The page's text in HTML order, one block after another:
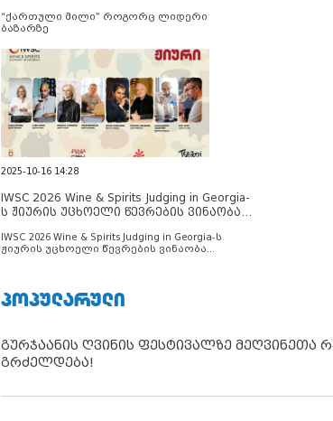
“ქართული მილი” როგორც ლიდერი
ბაზარზე
2025-10-16 14:28
IWSC 2026 Wine & Spirits Judging in Georgia-
ს ჟიურის უცხოელი წევრების ვინაობა
IWSC 2026 Wine & Spirits Judging in Georgia-ს
ჟიურის უცხოელი წევრების ვინაობა
ᲞᲝᲞᲣᲚᲐᲠᲣᲚᲘ
გურჯაანის ღვინის ფესტივალზე მეღვინეთა
გრძელდება!